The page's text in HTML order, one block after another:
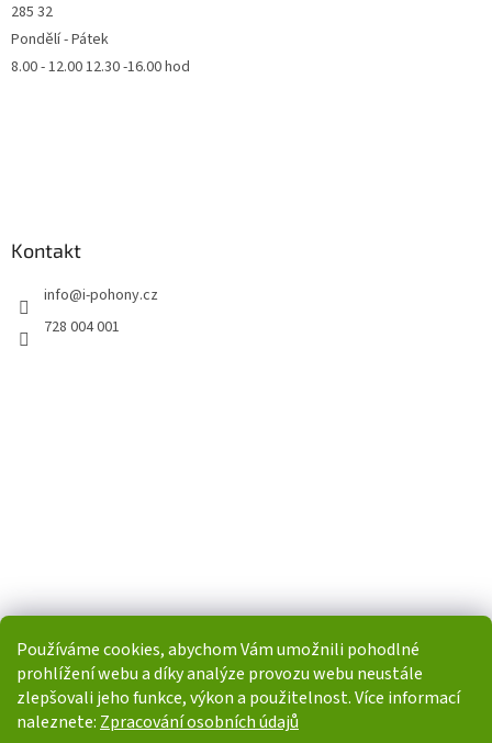
Používáme cookies, abychom Vám umožnili pohodlné
prohlížení webu a díky analýze provozu webu neustále
zlepšovali jeho funkce, výkon a použitelnost. Více informací
naleznete: Zpracování osobních údajů
285 32
Pondělí - Pátek
8.00 - 12.00 12.30 -16.00 hod
Kontakt
info@i-pohony.cz
728 004 001